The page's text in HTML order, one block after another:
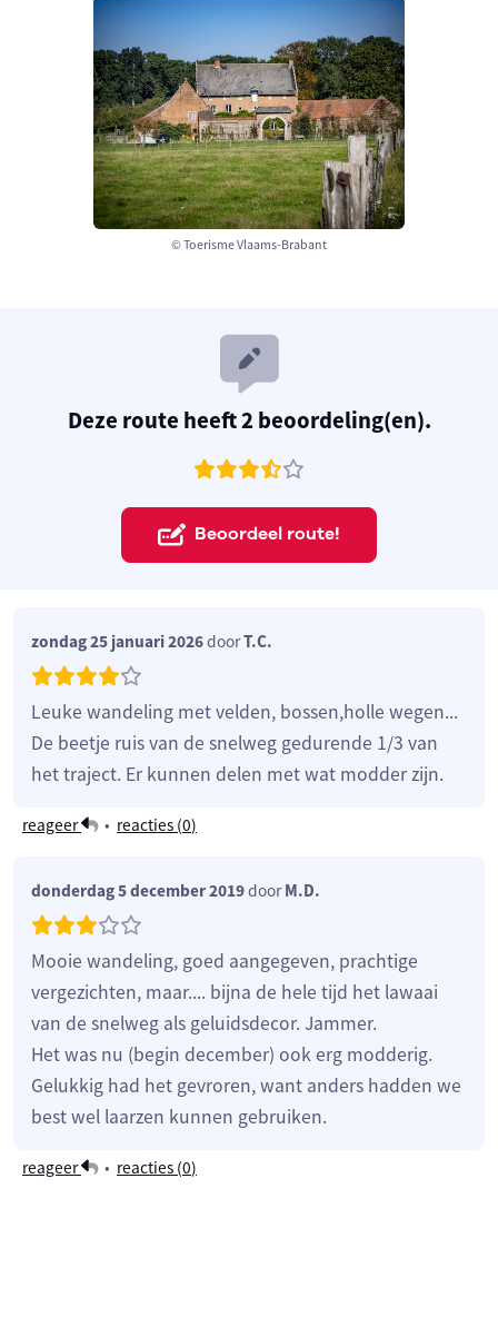
© Toerisme Vlaams-Brabant
Deze route heeft 2 beoordeling(en).
Beoordeel route!
zondag 25 januari 2026doorT.C.
Leuke wandeling met velden, bossen,holle wegen...
De beetje ruis van de snelweg gedurende 1/3 van
het traject. Er kunnen delen met wat modder zijn.
reageer • reacties (0)
donderdag 5 december 2019doorM.D.
Mooie wandeling, goed aangegeven, prachtige
vergezichten, maar.... bijna de hele tijd het lawaai
van de snelweg als geluidsdecor. Jammer.
Het was nu (begin december) ook erg modderig.
Gelukkig had het gevroren, want anders hadden we
best wel laarzen kunnen gebruiken.
reageer • reacties (0)